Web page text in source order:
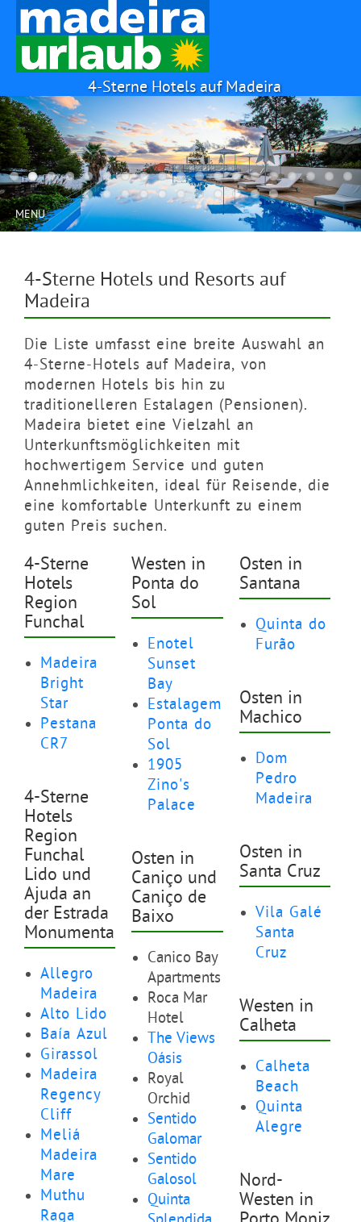
4-Sterne Hotels auf Madeira
MENU
4-Sterne Hotels und Resorts auf
Madeira
Die Liste umfasst eine breite Auswahl an
4-Sterne-Hotels auf Madeira, von
modernen Hotels bis hin zu
traditionelleren Estalagen (Pensionen).
Madeira bietet eine Vielzahl an
Unterkunftsmöglichkeiten mit
hochwertigem Service und guten
Annehmlichkeiten, ideal für Reisende, die
eine komfortable Unterkunft zu einem
guten Preis suchen.
4-Sterne
Hotels
Region
Funchal
Madeira
Bright
Star
Pestana
CR7
4-Sterne
Hotels
Region
Funchal
Lido und
Ajuda an
der Estrada
Monumental
Allegro
Madeira
Alto Lido
Baía Azul
Girassol
Madeira
Regency
Cliff
Meliá
Madeira
Mare
Muthu
Raga
Westen in
Ponta do
Sol
Enotel
Sunset
Bay
Estalagem
Ponta do
Sol
1905
Zino's
Palace
Osten in
Caniço und
Caniço de
Baixo
Canico Bay
Apartments
Roca Mar
Hotel
The Views
Oásis
Royal
Orchid
Sentido
Galomar
Sentido
Galosol
Quinta
Osten in
Santana
Quinta do
Furão
Osten in
Machico
Dom
Pedro
Madeira
Osten in
Santa Cruz
Vila Galé
Santa
Cruz
Westen in
Calheta
Calheta
Beach
Quinta
Alegre
Nord-
Westen in